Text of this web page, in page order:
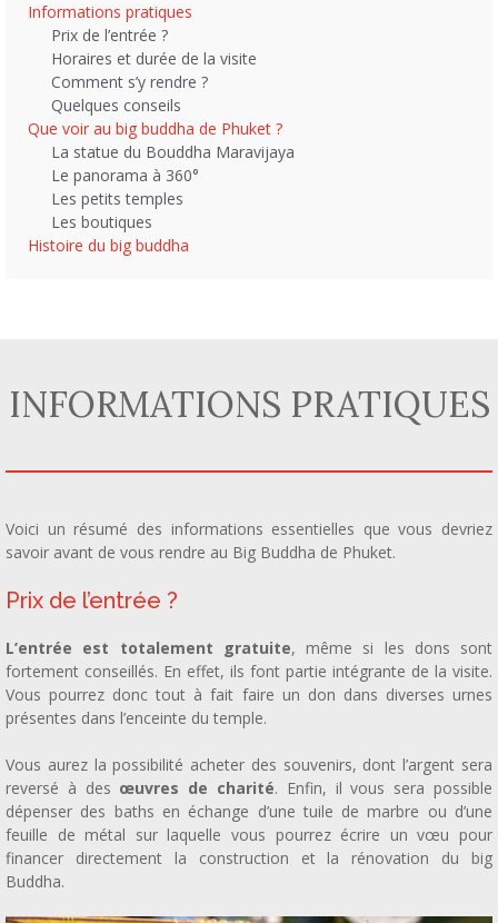
Informations pratiques
Prix de l’entrée ?
Horaires et durée de la visite
Comment s’y rendre ?
Quelques conseils
Que voir au big buddha de Phuket ?
La statue du Bouddha Maravijaya
Le panorama à 360°
Les petits temples
Les boutiques
Histoire du big buddha
INFORMATIONS PRATIQUES
Voici un résumé des informations essentielles que vous devriez
savoir avant de vous rendre au Big Buddha de Phuket.
Prix de l’entrée ?
L’entrée est totalement gratuite, même si les dons sont
fortement conseillés. En effet, ils font partie intégrante de la visite.
Vous pourrez donc tout à fait faire un don dans diverses urnes
présentes dans l’enceinte du temple.
Vous aurez la possibilité acheter des souvenirs, dont l’argent sera
reversé à des œuvres de charité. Enfin, il vous sera possible
dépenser des baths en échange d’une tuile de marbre ou d’une
feuille de métal sur laquelle vous pourrez écrire un vœu pour
financer directement la construction et la rénovation du big
Buddha.